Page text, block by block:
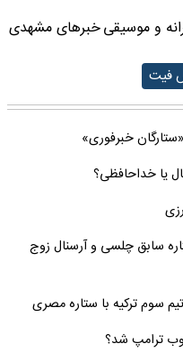
و موسیقیخبرهای مشهدی
فیت
خبرفوری»
یا خداحافظی؟
سابق چلسی و آرسنال زوج
سوم ترکیه با ستاره مصری
ترامپ شد؟